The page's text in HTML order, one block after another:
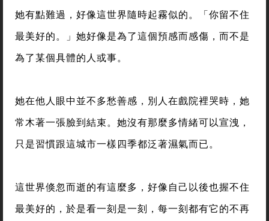
她有點難過，好像這世界隨時起霧似的。「你留不住
最美好的。」她好像是為了這個預感而感傷，而不是
為了某個具體的人或事。
她在他人眼中並不多愁善感，別人在戲院裡哭時，她
常木著一張臉到結束。她沒有那麼多情緒可以宣洩，
只是習慣跟這城市一樣四季都泛著濕氣而已。
這世界倏忽而逝的有這麼多，好像自己以後也握不住
最美好的，於是看一刻是一刻，每一刻都有它的不再